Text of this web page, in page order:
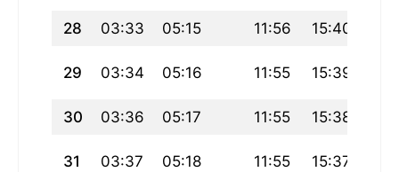
28 03:33 05:15 11:56 15:40
29 03:34 05:16 11:55 15:39
30 03:36 05:17 11:55 15:38
31 03:37 05:18 11:55 15:37